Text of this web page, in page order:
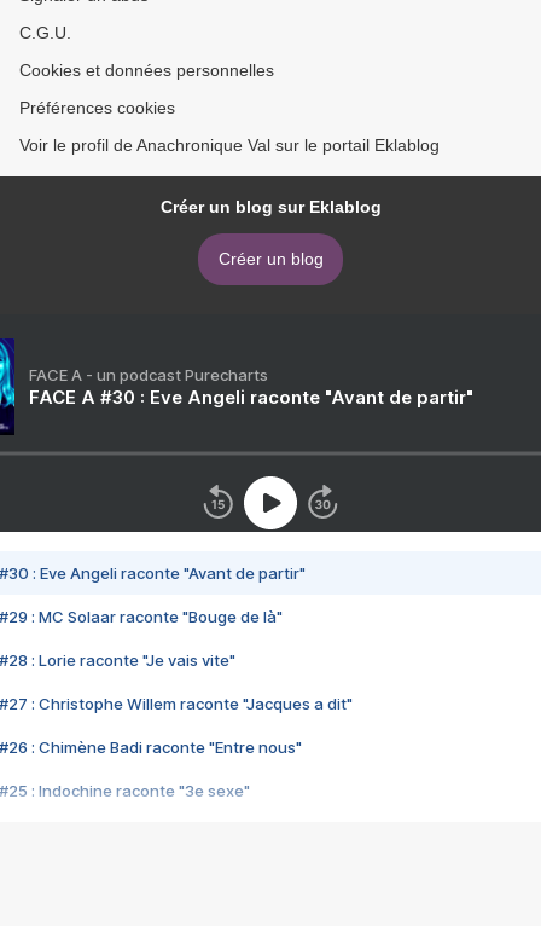
C.G.U.
Cookies et données personnelles
Préférences cookies
Voir le profil de Anachronique Val sur le portail Eklablog
Créer un blog sur Eklablog
Créer un blog
FACE A - un podcast Purecharts
FACE A #30 : Eve Angeli raconte "Avant de partir"
#30 : Eve Angeli raconte "Avant de partir"
#29 : MC Solaar raconte "Bouge de là"
#28 : Lorie raconte "Je vais vite"
#27 : Christophe Willem raconte "Jacques a dit"
#26 : Chimène Badi raconte "Entre nous"
#25 : Indochine raconte "3e sexe"